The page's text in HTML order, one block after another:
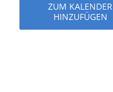
ZUM KALENDER
HINZUFÜGEN